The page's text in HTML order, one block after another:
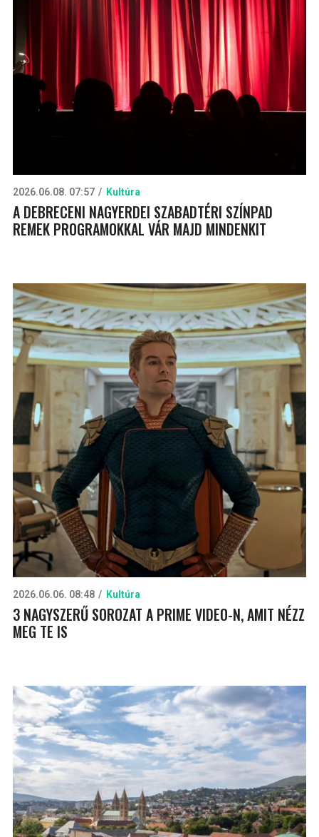
2026.06.08. 07:57 Kultúra
A DEBRECENI NAGYERDEI SZABADTÉRI SZÍNPAD
REMEK PROGRAMOKKAL VÁR MAJD MINDENKIT
2026.06.06. 08:48 Kultúra
3 NAGYSZERŰ SOROZAT A PRIME VIDEO-N, AMIT NÉZZ
MEG TE IS